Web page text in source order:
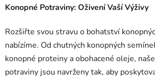
Konopné Potraviny: Oživení Vaší Výživy
Rozšiřte svou stravu o bohatství
nabízíme. Od chutných konopných
konopné proteiny a obohacené oleje,
potraviny jsou navrženy tak, aby